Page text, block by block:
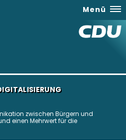
Menü
zwischen Bürgern und
einen Mehrwert für die